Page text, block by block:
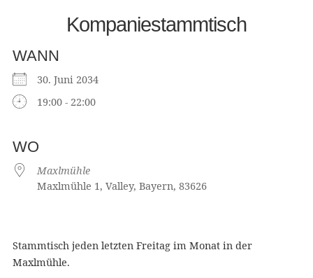
Kompaniestammtisch
WANN
30. Juni 2034
19:00 - 22:00
WO
Maxlmühle
Maxlmühle 1, Valley, Bayern, 83626
Stammtisch jeden letzten Freitag im Monat in der
Maxlmühle.